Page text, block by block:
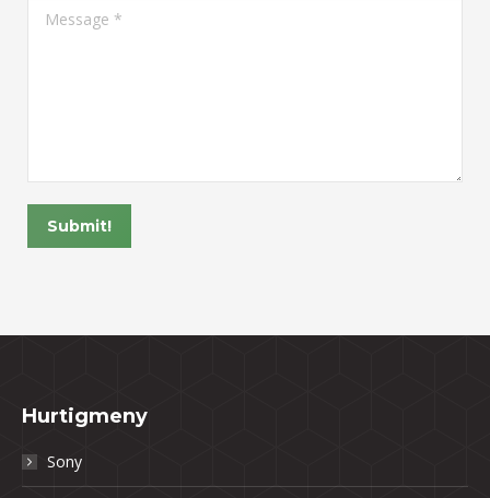
Message *
Submit!
Hurtigmeny
Sony